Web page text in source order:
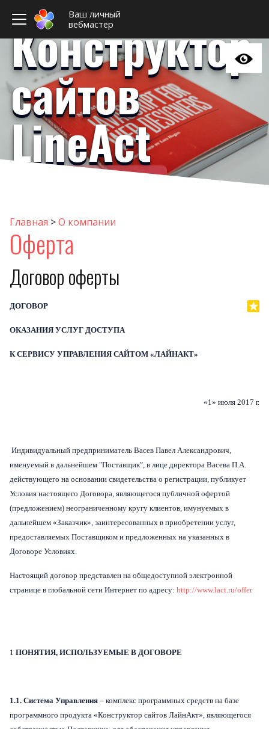
Ваш личный
вебмастер
Примеры
Дизайны
Вопросы и
Word-
Конструктор
сайтов
LineAct
Ваш личный вебмастер
Главная >О компании
Оферта
Договор оферты
ДОГОВОР
ОКАЗАНИЯ УСЛУГ ДОСТУПА
К СЕРВИСУ УПРАВЛЕНИЯ САЙТОМ «ЛАЙНАКТ»
«1» июля 2017 г.
Индивидуальный предприниматель Васев Павел Александрович,
именуемый в дальнейшем "Поставщик", в лице директора Васева П.А.
действующего на основании свидетельства о регистрации, публикует
Условия настоящего Договора, являющегося публичной офертой
(предложением) неограниченному кругу клиентов, имунуемых в
дальнейшем «Заказчик», заинтересованных в приобретении услуг,
предоставляемых Поставщиком и предложенных на указанных в
Договоре Условиях.
Настоящий договор представлен на общедоступной электронной
странице в глобальной сети Интернет по адресу: http://www.lact.ru/offer
1 ПОНЯТИЯ, ИСПОЛЬЗУЕМЫЕ В ДОГОВОРЕ
1.1. Система Управления – комплекс программных средств на базе
программного продукта «Конструктор сайтов ЛайнАкт», являющегося